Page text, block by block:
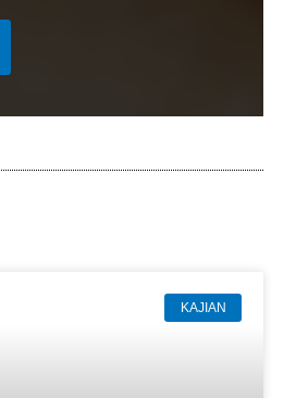
KAJIAN